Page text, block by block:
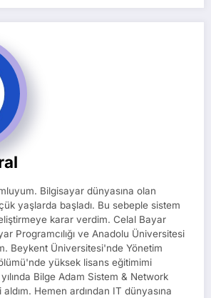
Bilgisayar dünyasına olan
yaşlarda başladı. Bu sebeple sistem
karar verdim. Celal Bayar
Programcılığı ve Anadolu Üniversitesi
Beykent Üniversitesi'nde Yönetim
yüksek lisans eğitimimi
Bilge Adam Sistem & Network
Hemen ardından IT dünyasına